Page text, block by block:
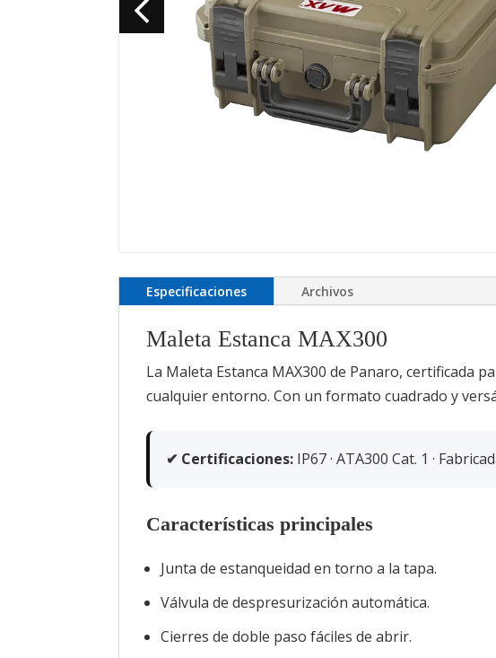
Especificaciones Archivos
Maleta Estanca MAX300
La Maleta Estanca MAX300 de Panaro, certificada
cualquier entorno. Con un formato cuadrado y
✔ Certificaciones: IP67 · ATA300 Cat. 1 ·
Características principales
Junta de estanqueidad en torno a la tapa.
Válvula de despresurización automática.
Cierres de doble paso fáciles de abrir.